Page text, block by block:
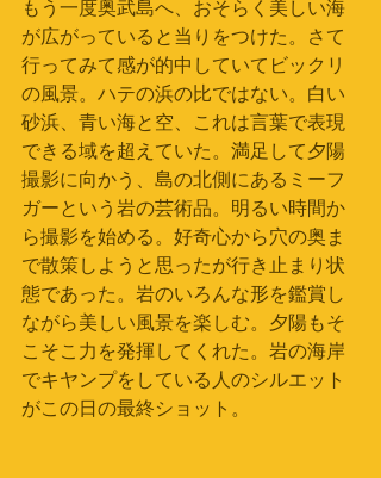
もう一度奥武島へ、おそらく美しい海
が広がっていると当りをつけた。さて
行ってみて感が的中していてビックリ
の風景。ハテの浜の比ではない。白い
砂浜、青い海と空、これは言葉で表現
できる域を超えていた。満足して夕陽
撮影に向かう、島の北側にあるミーフ
ガーという岩の芸術品。明るい時間か
ら撮影を始める。好奇心から穴の奥ま
で散策しようと思ったが行き止まり状
態であった。岩のいろんな形を鑑賞し
ながら美しい風景を楽しむ。夕陽もそ
こそこ力を発揮してくれた。岩の海岸
でキヤンプをしている人のシルエット
がこの日の最終ショット。